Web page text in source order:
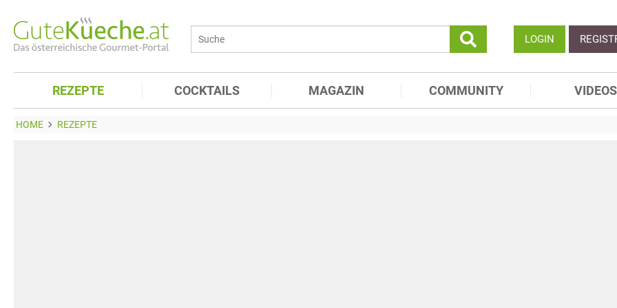
LOGIN
REZEPTE COCKTAILS MAGAZIN COMMUNITY VIDEOS
HOME REZEPTE